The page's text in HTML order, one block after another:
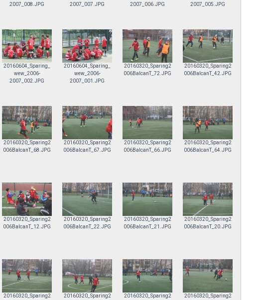
2007_008.JPG
2007_007.JPG
2007_006.JPG
2007_005.JPG
20160604_Sparing_
wew_2006-
2007_002.JPG
20160604_Sparing_
wew_2006-
2007_001.JPG
20160320_Sparing2
006BalcanT_72.JPG
20160320_Sparing2
006BalcanT_42.JPG
20160320_Sparing2
006BalcanT_68.JPG
20160320_Sparing2
006BalcanT_67.JPG
20160320_Sparing2
006BalcanT_66.JPG
20160320_Sparing2
006BalcanT_64.JPG
20160320_Sparing2
006BalcanT_12.JPG
20160320_Sparing2
006BalcanT_22.JPG
20160320_Sparing2
006BalcanT_21.JPG
20160320_Sparing2
006BalcanT_20.JPG
20160320_Sparing2
20160320_Sparing2
20160320_Sparing2
20160320_Sparing2